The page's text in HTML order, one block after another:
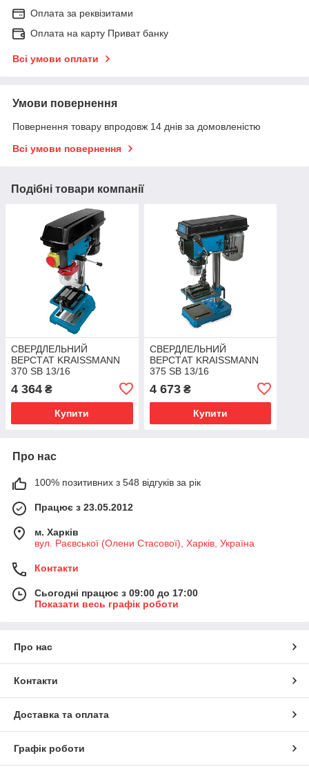
Оплата за реквізитами
Оплата на карту Приват банку
Всі умови оплати
Умови повернення
Повернення товару впродовж 14 днів за домовленістю
Всі умови повернення
Подібні товари компанії
СВЕРДЛЕЛЬНИЙ
ВЕРСТАТ KRAISSMANN
370 SB 13/16
4 364 ₴
Купити
СВЕРДЛЕЛЬНИЙ
ВЕРСТАТ KRAISSMANN
375 SB 13/16
4 673₴
Купити
Про нас
100% позитивних з 548 відгуків за рік
Працює з 23.05.2012
м. Харків
вул. Раєвської (Олени Стасової), Харків, Україна
Контакти
Сьогодні працює з 09:00 до 17:00
Показати весь графік роботи
Про нас
Контакти
Доставка та оплата
Графік роботи